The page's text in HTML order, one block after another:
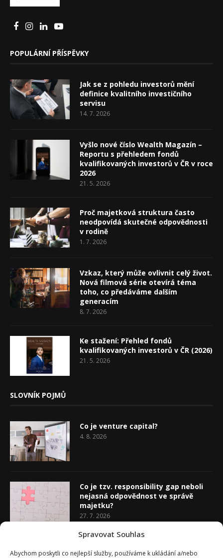
Spravovat Souhlas
Abychom poskytli co nejlepší služby, používáme k ukládání a/nebo
POPULÁRNÍ PŘÍSPĚVKY
Jak se z pohledu investorů mění
definice kvalitního investičního
servisu
14. 7. 2026
Vyšlo nové číslo Wealth Magazín –
Reportu s přehledem fondů
kvalifikovaných investorů v ČR v roce
2026
21. 5. 2026
Proč majetková struktura často
neodpovídá skutečné odpovědnosti
v rodině
1. 7. 2026
Vzkaz, který může ovlivnit celý život.
Nová filmová série otevírá téma
toho, co předáváme dalším
generacím
8. 7. 2026
Ke stažení: Přehled fondů
kvalifikovaných investorů v ČR (2026)
21. 5. 2026
SLOVNÍK POJMŮ
Co je venture capital?
4. 8. 2026
Co je tzv. responsibility gap neboli
nejasná odpovědnost ve správě
majetku?
27. 7. 2026